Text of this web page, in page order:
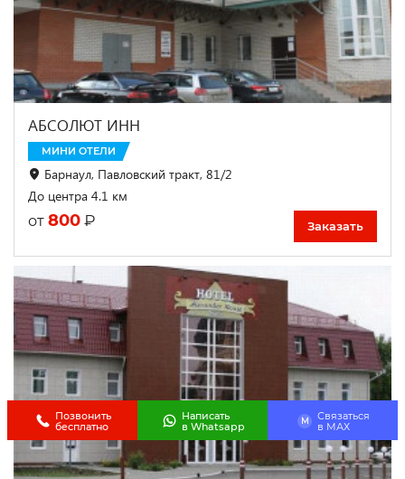
АБСОЛЮТ ИНН
МИНИ ОТЕЛИ
Барнаул, Павловский тракт, 81/2
До центра 4.1 км
от 800 ₽ Заказать
Позвонить
бесплатно
Написать
в Whatsapp
M
Связаться
в МАХ